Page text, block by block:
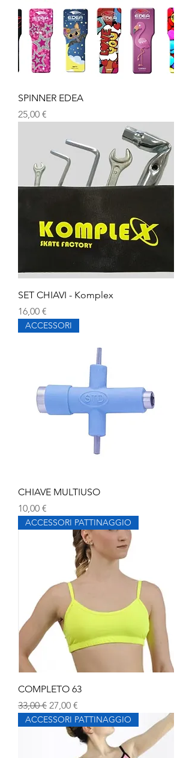
SPINNER EDEA
Prezzo
25,00 €
SET CHIAVI - Komplex
Prezzo
16,00 €
ACCESSORI
CHIAVE MULTIUSO
Prezzo
10,00 €
ACCESSORI PATTINAGGIO
COMPLETO 63
Prezzo regolare
33,00 € Prezzo scontato
27,00 €
ACCESSORI PATTINAGGIO